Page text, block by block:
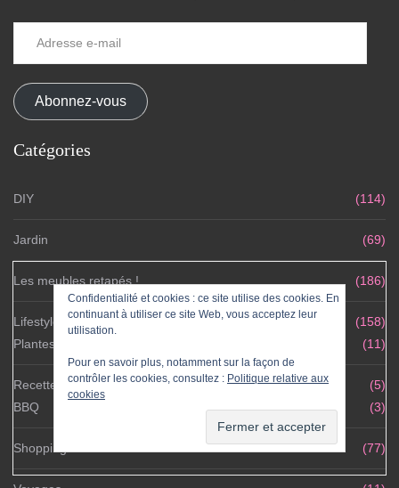
Confidentialité et cookies : ce site utilise des cookies. En
continuant à utiliser ce site Web, vous acceptez leur
utilisation.
Pour en savoir plus, notamment sur la façon de
contrôler les cookies, consultez : Politique relative aux
cookies
Abonnez-vous
Catégories
DIY (114)
Jardin (69)
Les meubles retapés ! (186)
Lifestyle ♥
(158)
Plantes
(11)
Recettes
(5)
BBQ
(3)
Shopping (77)